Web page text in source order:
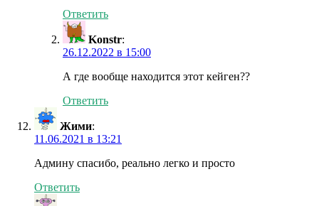
Ответить
Konstr:
26.12.2022 в 15:00
А где вообще находится этот кейген??
Ответить
Жими:
11.06.2021 в 13:21
Админу спасибо, реально легко и просто
Ответить